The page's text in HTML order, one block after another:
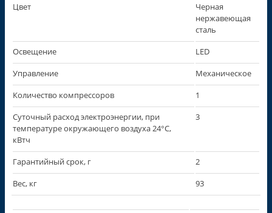
Цвет
Черная
нержавеющая
сталь
Освещение
LED
Управление
Механическое
Количество компрессоров
1
Суточный расход электроэнергии, при
температуре окружающего воздуха 24°C,
кВтч
3
Гарантийный срок, г
2
Вес, кг
93